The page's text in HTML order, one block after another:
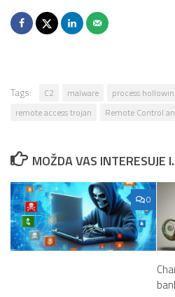
Tags: C2 malware process
remote access trojan
Remote Control
MOŽDA VAS INTERESUJE
0